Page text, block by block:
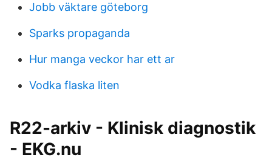
Jobb väktare göteborg
Sparks propaganda
Hur manga veckor har ett ar
Vodka flaska liten
R22-arkiv - Klinisk diagnostik
- EKG.nu